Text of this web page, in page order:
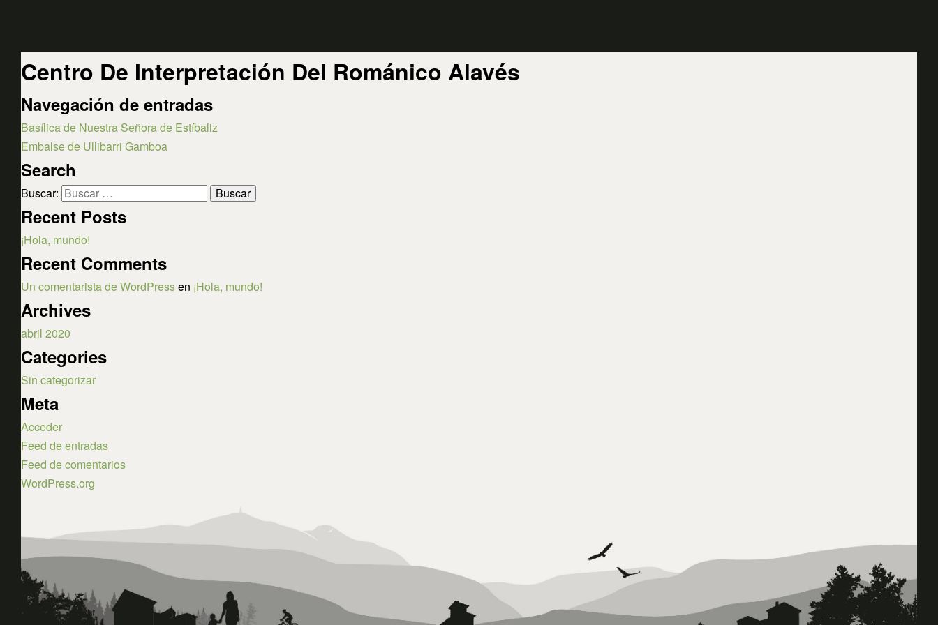
Centro De Interpretación Del Románico Alavés
Navegación de entradas
Basílica de Nuestra Señora de Estíbaliz
Embalse de Ullibarri Gamboa
Search
Buscar:
Recent Posts
¡Hola, mundo!
Recent Comments
Un comentarista de WordPressen ¡Hola, mundo!
Archives
abril 2020
Categories
Sin categorizar
Meta
Acceder
Feed de entradas
Feed de comentarios
WordPress.org